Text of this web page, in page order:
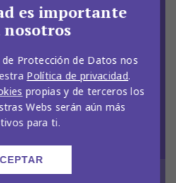
33009, Oviedo
es importante
nosotros
Protección de Datos nos
Política de privacidad.
propias y de terceros los
Webs serán aún más
para ti.